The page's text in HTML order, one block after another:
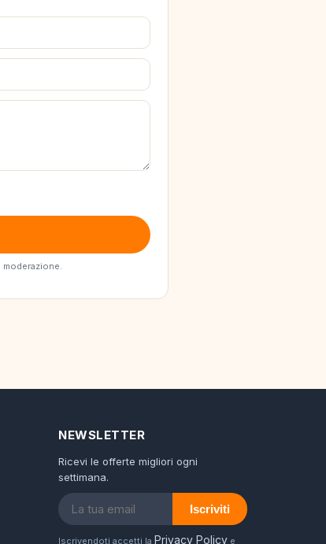
NEWSLETTER
Ricevi le offerte migliori ogni
settimana.
Iscriviti
Iscrivendoti accetti la Privacy Policy e